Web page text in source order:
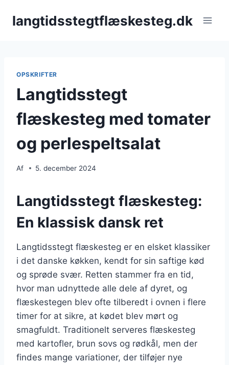
langtidsstegtflæskesteg.dk
OPSKRIFTER
Langtidsstegt
flæskesteg med tomater
og perlespeltsalat
Af 5. december 2024
Langtidsstegt flæskesteg:
En klassisk dansk ret
Langtidsstegt flæskesteg er en elsket klassiker
i det danske køkken, kendt for sin saftige kød
og sprøde svær. Retten stammer fra en tid,
hvor man udnyttede alle dele af dyret, og
flæskestegen blev ofte tilberedt i ovnen i flere
timer for at sikre, at kødet blev mørt og
smagfuldt. Traditionelt serveres flæskesteg
med kartofler, brun sovs og rødkål, men der
findes mange variationer, der tilføjer nye